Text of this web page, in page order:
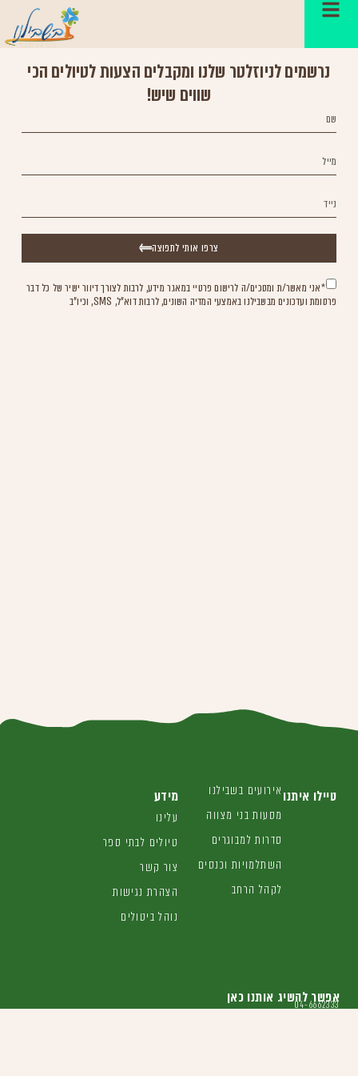
Please select listing to show.
נרשמים לניוזלטר שלנו ומקבלים הצעות לטיולים הכי
שווים שיש!
*אני מאשר/ת ומסכים/ה לרישום פרטיי במאגר מידע, לרבות לצורך דיוור ישיר של כל דבר
פרסומת ועדכונים מבשבילנו באמצעי המדיה השונים, לרבות דוא"ל, SMS, וכיו"ב
צרפו אותי לתפוצה
אפשר להשיג אותנו כאן
04-6662333
טיילו איתנואירועים בשבילנו
מסעות בני מצווה
סדרות למבוגרים
השתלמויות וכנסים
לקהל הרחב
מידע
עלינו
טיולים לבתי ספר
צור קשר
הצהרת נגישות
נוהל ביטולים